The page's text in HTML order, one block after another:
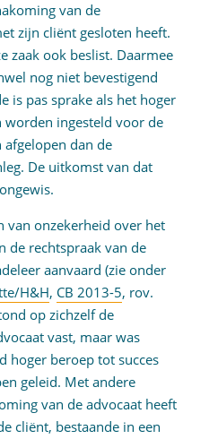
van de
zijn cliënt gesloten heeft.
zaak ook beslist. Daarmee
nog niet bevestigend
is pas sprake als het hoger
ingesteld voor de
dan de
De uitkomst van dat
van onzekerheid over het
de rechtspraak van de
aanvaard (zie onder
H&H, CB 2013-5, rov.
op zichzelf de
vast, maar was
hoger beroep tot succes
geleid. Met andere
van de advocaat heeft
cliënt, bestaande in een